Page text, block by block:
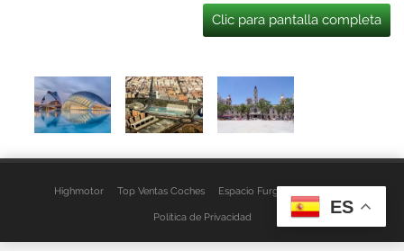
Clic para pantalla completa
Highmotor Top Ventas Coches Espacio Furgo Aviso Legal
Política de Privacidad ES